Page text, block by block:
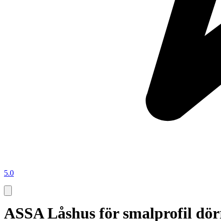
5.0
ASSA Låshus för smalprofil